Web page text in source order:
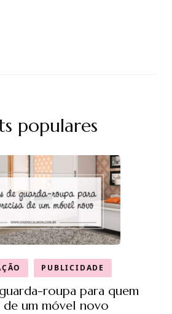
populares
PUBLICIDADE
roupa para quem
de um móvel novo